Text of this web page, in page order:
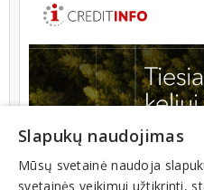
Slapukų naudojimas
Mūsų svetainė naudoja
svetainės veikimui užtikrinti,